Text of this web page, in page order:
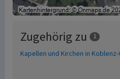
Zugehörig zu 1
Kapellen und Kirchen in Koblenz-